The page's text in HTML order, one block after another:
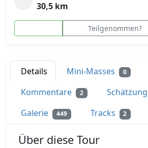
30,5 km
Teilgenommen?
Details Mini-Masses 0
Kommentare 2
Galerie 449 Tracks 2
Über diese Tour